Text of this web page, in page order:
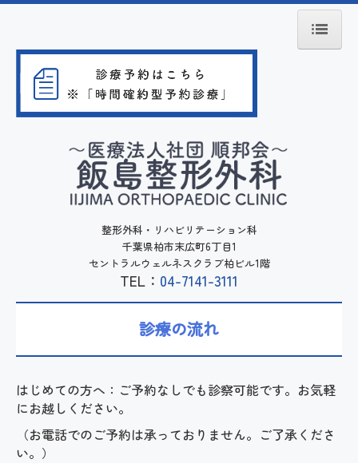
ホーム
院長紹介
診療の流れ
スポーツ整形外科
リハビリテーション
訪問リハビリテーション
アクセス
施設基準等
採用情報
整形外科・リハビリテーション科
千葉県柏市末広町6丁目1
セントラルウェルネスクラブ柏ビル1階
TEL： 04-7141-3111
診療の流れ
は じめての方へ：ご予約なしでも診察可能です。お気軽
にお越しください。
（お電話でのご予約は承っておりません。ご了承くださ
い。）